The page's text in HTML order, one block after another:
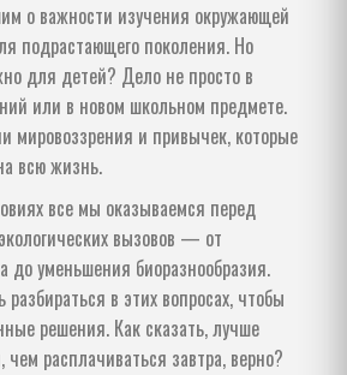
о важности изучения окружающей
подрастающего поколения. Но
для детей? Дело не просто в
или в новом школьном предмете.
мировоззрения и привычек, которые
всю жизнь.
все мы оказываемся перед
вызовов — от
до уменьшения биоразнообразия.
в этих вопросах, чтобы
решения. Как сказать, лучше
чем расплачиваться завтра, верно?